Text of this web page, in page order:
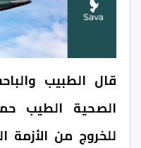
قال الطبيب
الصحية الطيب
للخروج من الأزمة